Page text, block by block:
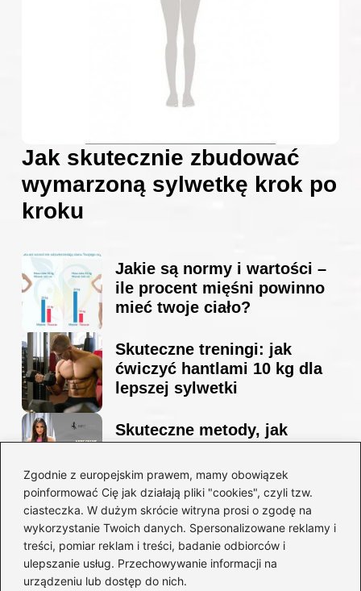
Zgodnie z europejskim prawem, mamy obowiązek
poinformować Cię jak działają pliki "cookies", czyli tzw.
ciasteczka. W dużym skrócie witryna prosi o zgodę na
wykorzystanie Twoich danych. Spersonalizowane reklamy i
treści, pomiar reklam i treści, badanie odbiorców i
ulepszanie usług. Przechowywanie informacji na
urządzeniu lub dostęp do nich.
Jak skutecznie zbudować
wymarzoną sylwetkę krok po
kroku
Jakie są normy i wartości –
ile procent mięśni powinno
mieć twoje ciało?
Skuteczne treningi: jak
ćwiczyć hantlami 10 kg dla
lepszej sylwetki
Skuteczne metody, jak
sylwetkę w zaledwie 90 dni
Idealny garnitur: jak dobrać
go do swojej sylwetki?